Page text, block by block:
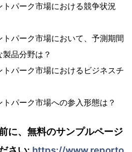
パーク市場における競争状況
パーク市場において、予測期間
品分野は？
パーク市場におけるビジネスチ
パーク市場への参入形態は？
に、無料のサンプルページ